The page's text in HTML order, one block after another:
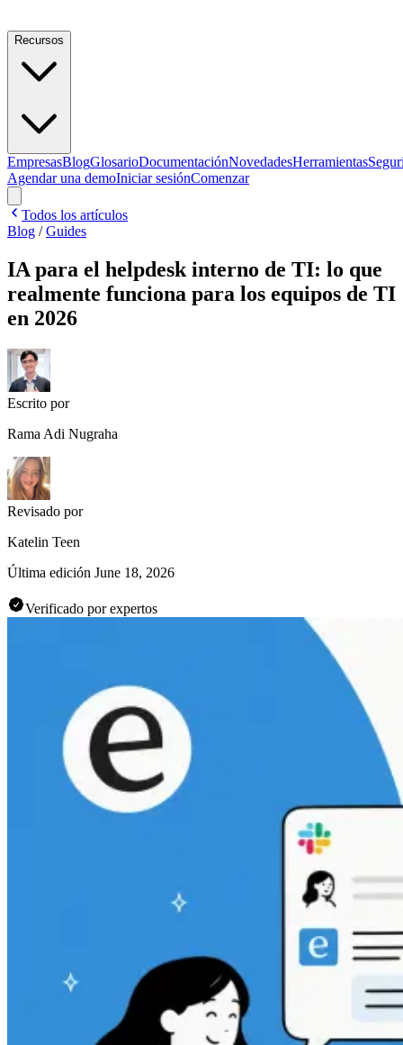
Recursos
EmpresasBlogGlosarioDocumentaciónNovedadesHerramientas
Agendar una demoIniciar sesiónComenzar
Todos los artículos
Blog /Guides
IA para el helpdesk interno de TI: lo que
realmente funciona para los equipos de TI
en 2026
Escrito por
Rama Adi Nugraha
Revisado por
Katelin Teen
Última edición June 18, 2026
Verificado por expertos